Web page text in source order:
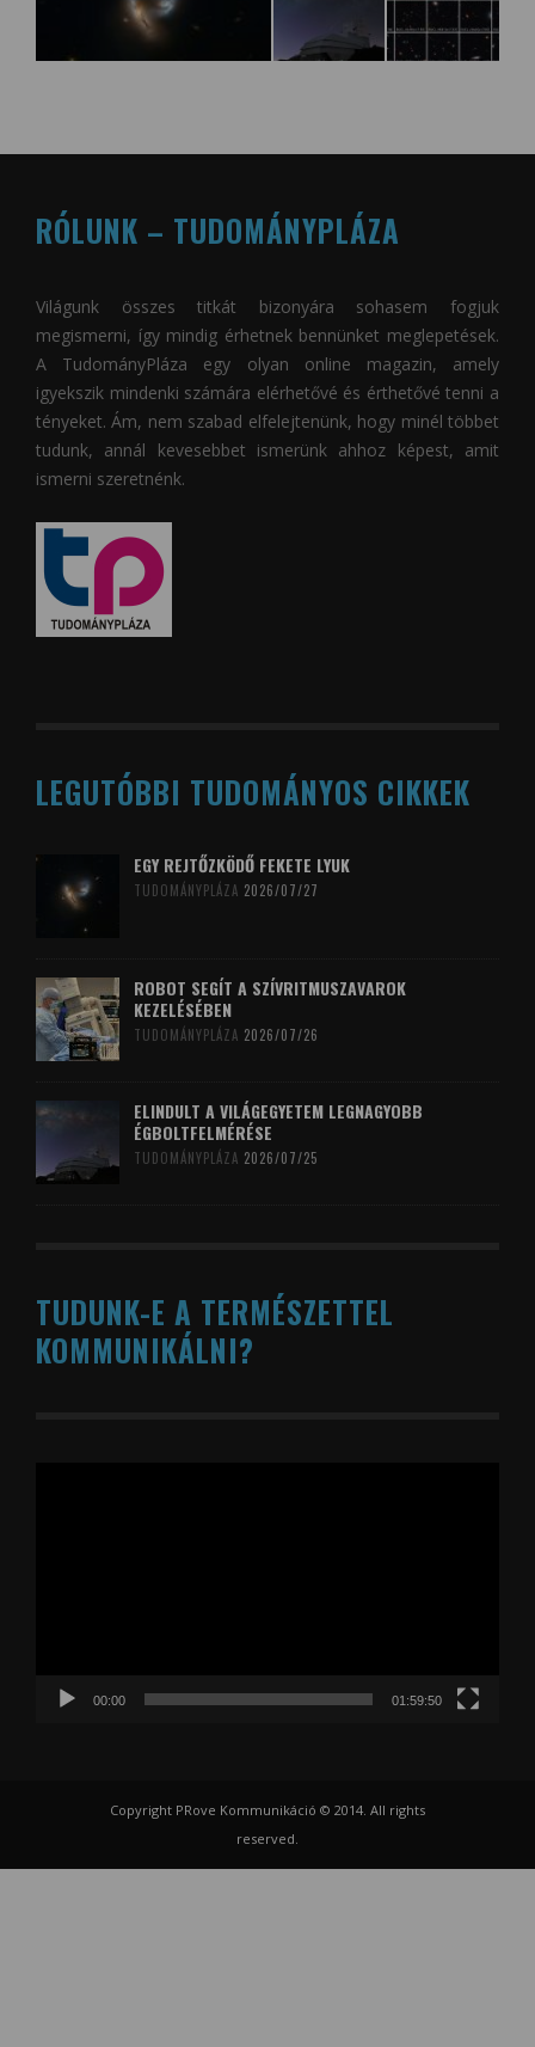
RÓLUNK – TUDOMÁNYPLÁZA
Világunk összes titkát bizonyára sohasem fogjuk
megismerni, így mindig érhetnek bennünket meglepetések.
A TudományPláza egy olyan online magazin, amely
igyekszik mindenki számára elérhetővé és érthetővé tenni a
tényeket. Ám, nem szabad elfelejtenünk, hogy minél többet
tudunk, annál kevesebbet ismerünk ahhoz képest, amit
ismerni szeretnénk.
LEGUTÓBBI TUDOMÁNYOS CIKKEK
EGY REJTŐZKÖDŐ FEKETE LYUK
TUDOMÁNYPLÁZA 2026/07/27
ROBOT SEGÍT A SZÍVRITMUSZAVAROK
KEZELÉSÉBEN
TUDOMÁNYPLÁZA 2026/07/26
ELINDULT A VILÁGEGYETEM LEGNAGYOBB
ÉGBOLTFELMÉRÉSE
TUDOMÁNYPLÁZA 2026/07/25
TUDUNK-E A TERMÉSZETTEL
KOMMUNIKÁLNI?
00:00 01:59:50
Copyright PRove Kommunikáció © 2014. All rights
reserved.